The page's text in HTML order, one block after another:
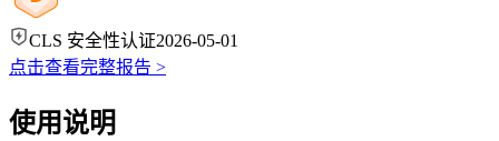
CLS 安全性认证2026-05-01
点击查看完整报告 >
使用说明